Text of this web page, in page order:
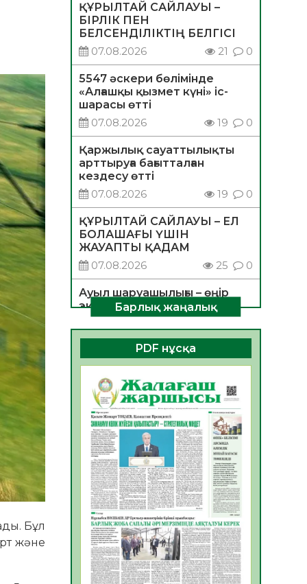
Бұл
және
ҚҰРЫЛТАЙ САЙЛАУЫ –
БІРЛІК ПЕН
БЕЛСЕНДІЛІКТІҢ БЕЛГІСІ
07.08.2026
21 0
5547 әскери бөлімінде
«Алғашқы қызмет күні» іс-
шарасы өтті
07.08.2026
19 0
Қаржылық сауаттылықты
арттыруға бағытталған
кездесу өтті
07.08.2026
19 0
ҚҰРЫЛТАЙ САЙЛАУЫ – ЕЛ
БОЛАШАҒЫ ҮШІН
ЖАУАПТЫ ҚАДАМ
07.08.2026
25 0
Ауыл шаруашылығы – өңір
экономикасының негізгі
тірегі
06.08.2026
34 0
ҚОҒАМДЫҚ БЕЛСЕНДІЛІК –
ЕЛ ДАМУЫНЫҢ НЕГІЗІ
06.08.2026
32
ҚҰРЫЛТАЙ САЙЛАУЫ –
БОЛАШАҚҚА БАСТАР
ЖАУАПТЫ ТАҢДАУ
06.08.2026
35
Инфекциялық ауруларға
қарсы иммундау
жұмыстарының тиімділігі
06.08.2026
35
Көкжөтел ауруы туралы
Барлық жаңалық
PDF нұсқа